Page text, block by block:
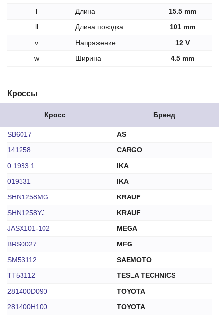
l
Длина
15.5 mm
ll
Длина поводка
101 mm
v
Напряжение
12 V
w
Ширина 4.5 mm
Кроссы
Кросс Бренд
SB6017
AS
141258
CARGO
0.1933.1
IKA
019331
IKA
SHN1258MG
KRAUF
SHN1258YJ
KRAUF
JASX101-102
MEGA
BRS0027
MFG
SM53112
SAEMOTO
TT53112
TESLA TECHNICS
281400D090
TOYOTA
281400H100
TOYOTA